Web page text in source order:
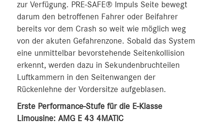
zur Verfügung. PRE-SAFE® Impuls Seite bewegt
darum den betroffenen Fahrer oder Beifahrer
bereits vor dem Crash so weit wie möglich weg
von der akuten Gefahrenzone. Sobald das System
eine unmittelbar bevorstehende Seitenkollision
erkennt, werden dazu in Sekundenbruchteilen
Luftkammern in den Seitenwangen der
Rückenlehne der Vordersitze aufgeblasen.
Erste Performance-Stufe für die E-Klasse
Limousine: AMG E 43 4MATIC